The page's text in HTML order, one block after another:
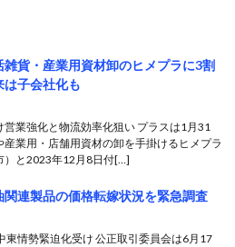
雑貨・産業用資材卸のヒメプラに3割
は子会社化も
営業強化と物流効率化狙い プラスは1月31
産業用・店舗用資材の卸を手掛けるヒメプラ
）と2023年12月8日付[…]
関連製品の価格転嫁状況を緊急調査
東情勢緊迫化受け 公正取引委員会は6月17